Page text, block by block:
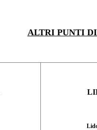
ALTRI PUNTI